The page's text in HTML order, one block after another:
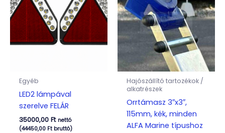
Egyéb
LED2 lámpával
szerelve FELÁR
35000,00 Ft nettó
(44450,00 Ftbruttó)
Hajószállító tartozékok /
alkatrészek
Orrtámasz 3″x3″,
115mm, kék, minden
ALFA Marine típushoz